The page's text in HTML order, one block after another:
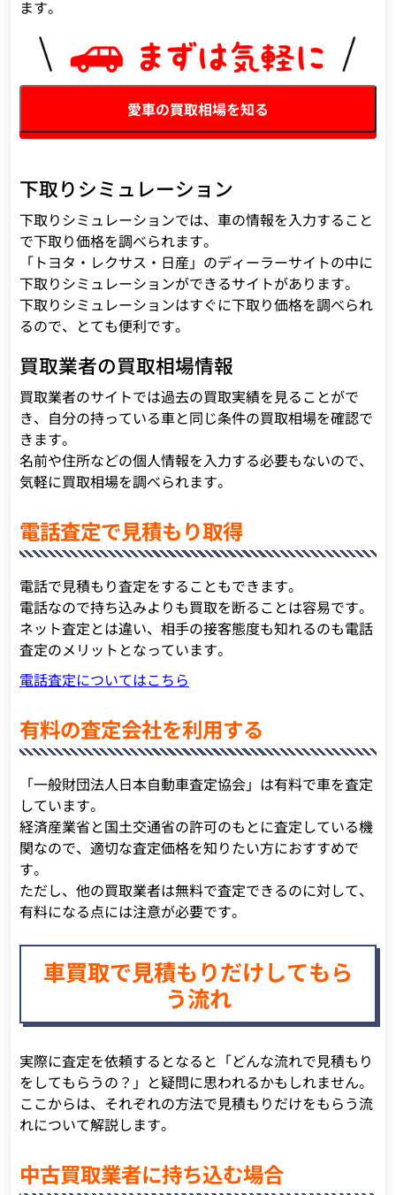
ます。
愛車の買取相場を知る
下取りシミュレーション
下取りシミュレーションでは、車の情報を入力すること
で下取り価格を調べられます。
「トヨタ・レクサス・日産」のディーラーサイトの中に
下取りシミュレーションができるサイトがあります。
下取りシミュレーションはすぐに下取り価格を調べられ
るので、とても便利です。
買取業者の買取相場情報
買取業者のサイトでは過去の買取実績を見ることがで
き、自分の持っている車と同じ条件の買取相場を確認で
きます。
名前や住所などの個人情報を入力する必要もないので、
気軽に買取相場を調べられます。
電話査定で見積もり取得
電話で見積もり査定をすることもできます。
電話なので持ち込みよりも買取を断ることは容易です。
ネット査定とは違い、相手の接客態度も知れるのも電話
査定のメリットとなっています。
電話査定についてはこちら
有料の査定会社を利用する
「一般財団法人日本自動車査定協会」は有料で車を査定
しています。
経済産業省と国土交通省の許可のもとに査定している機
関なので、適切な査定価格を知りたい方におすすめで
す。
ただし、他の買取業者は無料で査定できるのに対して、
有料になる点には注意が必要です。
車買取で見積もりだけしてもら
う流れ
実際に査定を依頼するとなると「どんな流れで見積もり
をしてもらうの？」と疑問に思われるかもしれません。
ここからは、それぞれの方法で見積もりだけをもらう流
れについて解説します。
中古買取業者に持ち込む場合